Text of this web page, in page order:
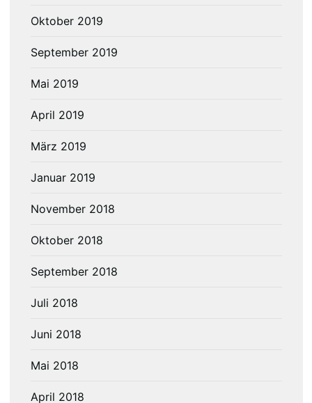
Oktober 2019
September 2019
Mai 2019
April 2019
März 2019
Januar 2019
November 2018
Oktober 2018
September 2018
Juli 2018
Juni 2018
Mai 2018
April 2018